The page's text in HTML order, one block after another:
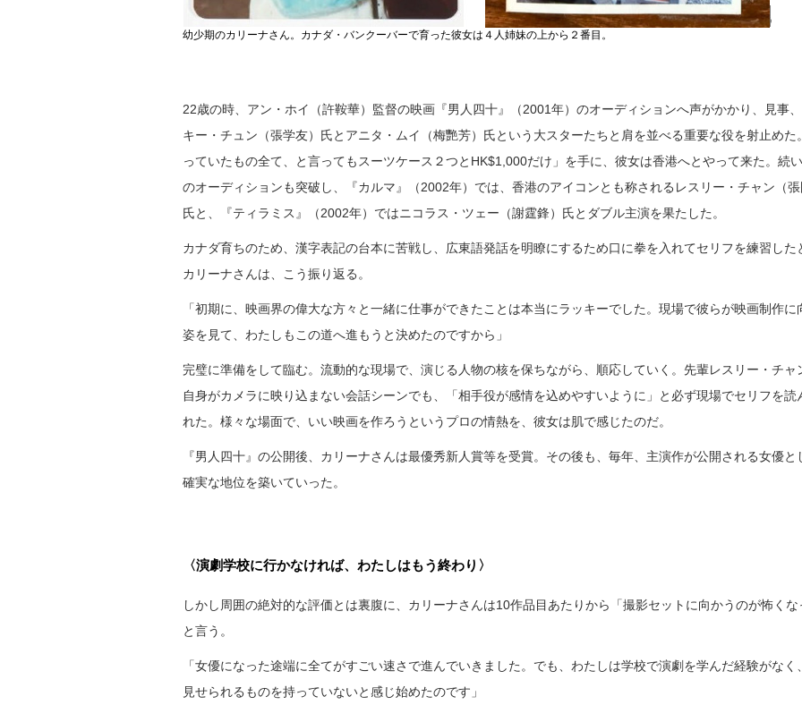
幼少期のカリーナさん。カナダ・バンクーバーで育った彼女は４人姉妹の上から２番目。
22歳の時、アン・ホイ（許鞍華）監督の映画『男人四十』（2001年）のオーディションへ声がかかり、見事
キー・チュン（張学友）氏とアニタ・ムイ（梅艷芳）氏という大スターたちと肩を並べる重要な役を射止めた
っていたもの全て、と言ってもスーツケース２つとHK$1,000だけ」を手に、彼女は香港へとやって来た。続
のオーディションも突破し、『カルマ』（2002年）では、香港のアイコンとも称されるレスリー・チャン（張
氏と、『ティラミス』（2002年）ではニコラス・ツェー（謝霆鋒）氏とダブル主演を果たした。
カナダ育ちのため、漢字表記の台本に苦戦し、広東語発話を明瞭にするため口に拳を入れてセリフを練習した
カリーナさんは、こう振り返る。
「初期に、映画界の偉大な方々と一緒に仕事ができたことは本当にラッキーでした。現場で彼らが映画制作に
姿を見て、わたしもこの道へ進もうと決めたのですから」
完璧に準備をして臨む。流動的な現場で、演じる人物の核を保ちながら、順応していく。先輩レスリー・チャ
自身がカメラに映り込まない会話シーンでも、「相手役が感情を込めやすいように」と必ず現場でセリフを読
れた。様々な場面で、いい映画を作ろうというプロの情熱を、彼女は肌で感じたのだ。
『男人四十』の公開後、カリーナさんは最優秀新人賞等を受賞。その後も、毎年、主演作が公開される女優と
確実な地位を築いていった。
〈演劇学校に行かなければ、わたしはもう終わり〉
しかし周囲の絶対的な評価とは裏腹に、カリーナさんは10作品目あたりから「撮影セットに向かうのが怖くな
と言う。
「女優になった途端に全てがすごい速さで進んでいきました。でも、わたしは学校で演劇を学んだ経験がなく
見せられるものを持っていないと感じ始めたのです」